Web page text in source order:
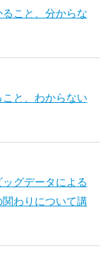
こと、分からな
こと、わからない
グデータによる
わりについて講